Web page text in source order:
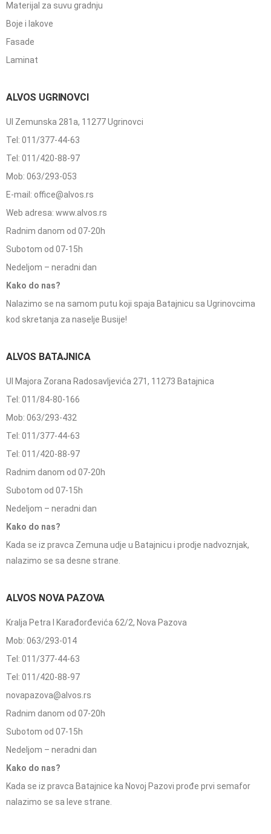
Materijal za suvu gradnju
Boje i lakove
Fasade
Laminat
ALVOS UGRINOVCI
Ul Zemunska 281a, 11277 Ugrinovci
Tel: 011/377-44-63
Tel: 011/420-88-97
Mob: 063/293-053
E-mail: office@alvos.rs
Web adresa: www.alvos.rs
Radnim danom od 07-20h
Subotom od 07-15h
Nedeljom – neradni dan
Kako do nas?
Nalazimo se na samom putu koji spaja Batajnicu sa Ugrinovcima
kod skretanja za naselje Busije!
ALVOS BATAJNICA
Ul Majora Zorana Radosavljevića 271, 11273 Batajnica
Tel: 011/84-80-166
Mob: 063/293-432
Tel: 011/377-44-63
Tel: 011/420-88-97
Radnim danom od 07-20h
Subotom od 07-15h
Nedeljom – neradni dan
Kako do nas?
Kada se iz pravca Zemuna udje u Batajnicu i prodje nadvoznjak,
nalazimo se sa desne strane.
ALVOS NOVA PAZOVA
Kralja Petra I Karađorđevića 62/2, Nova Pazova
Mob: 063/293-014
Tel: 011/377-44-63
Tel: 011/420-88-97
novapazova@alvos.rs
Radnim danom od 07-20h
Subotom od 07-15h
Nedeljom – neradni dan
Kako do nas?
Kada se iz pravca Batajnice ka Novoj Pazovi prođe prvi semafor
nalazimo se sa leve strane.